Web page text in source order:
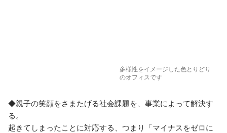
多様性をイメージした色とりどり
のオフィスです
◆親子の笑顔をさまたげる社会課題を、事業によって解決す
る。
起きてしまったことに対応する、つまり「マイナスをゼロに